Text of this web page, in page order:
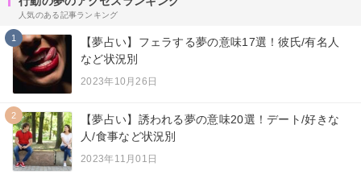
人気のある記事ランキング
1
【夢占い】フェラする夢の意味17選！彼氏/有名人
など状況別
2023年10月26日
2
【夢占い】誘われる夢の意味20選！デート/好きな
人/食事など状況別
2023年11月01日